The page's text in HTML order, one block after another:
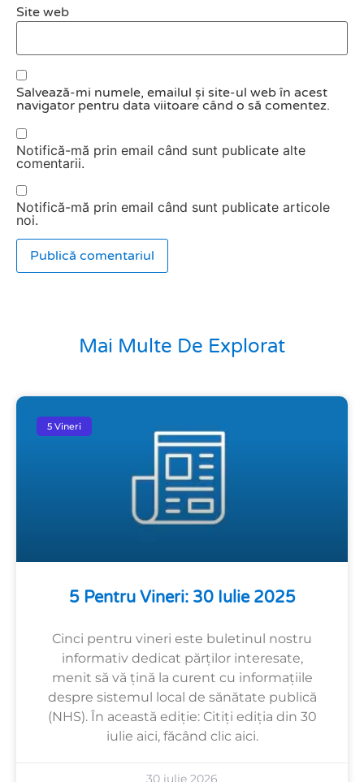
Site web
Salvează-mi numele, emailul și site-ul web în acest
navigator pentru data viitoare când o să comentez.
Notifică-mă prin email când sunt publicate alte
comentarii.
Notifică-mă prin email când sunt publicate articole
noi.
Mai Multe De Explorat
5 Vineri
5 Pentru Vineri: 30 Iulie 2025
Cinci pentru vineri este buletinul nostru
informativ dedicat părților interesate,
menit să vă țină la curent cu informațiile
despre sistemul local de sănătate publică
(NHS). În această ediție: Citiți ediția din 30
iulie aici, făcând clic aici.
30 iulie 2026